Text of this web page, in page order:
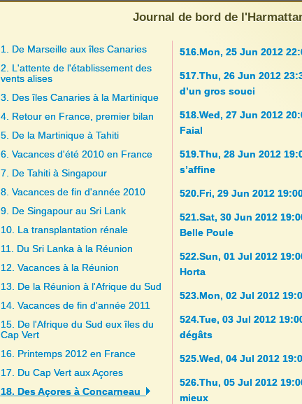
Journal de bord de
1. De Marseille aux îles Canaries
2. L'attente de l'établissement des
vents alises
3. Des îles Canaries à la Martinique
4. Retour en France, premier bilan
5. De la Martinique à Tahiti
6. Vacances d'été 2010 en France
7. De Tahiti à Singapour
8. Vacances de fin d'année 2010
9. De Singapour au Sri Lank
10. La transplantation rénale
11. Du Sri Lanka à la Réunion
12. Vacances à la Réunion
13. De la Réunion à l'Afrique du Sud
14. Vacances de fin d'année 2011
15. De l'Afrique du Sud eux îles du
Cap Vert
16. Printemps 2012 en France
17. Du Cap Vert aux Açores
18. Des Açores à Concarneau
516.Mon, 25 Jun 2012
517.Thu, 26 Jun 2012
d’un gros souci
518.Wed, 27 Jun 2012
Faial
519.Thu, 28 Jun 2012
s’affine
520.Fri, 29 Jun 2012
521.Sat, 30 Jun 2012
Belle Poule
522.Sun, 01 Jul 2012
Horta
523.Mon, 02 Jul 2012
524.Tue, 03 Jul 2012
dégâts
525.Wed, 04 Jul 2012
526.Thu, 05 Jul 2012
mieux